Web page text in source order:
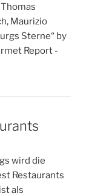
Maurizio
Sterne“ by
Report -
wird die
Restaurants
als